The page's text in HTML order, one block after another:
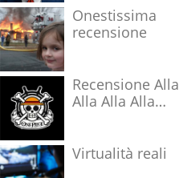
Onestissima
recensione
Recensione Alla
Alla Alla Alla
Virtualità reali